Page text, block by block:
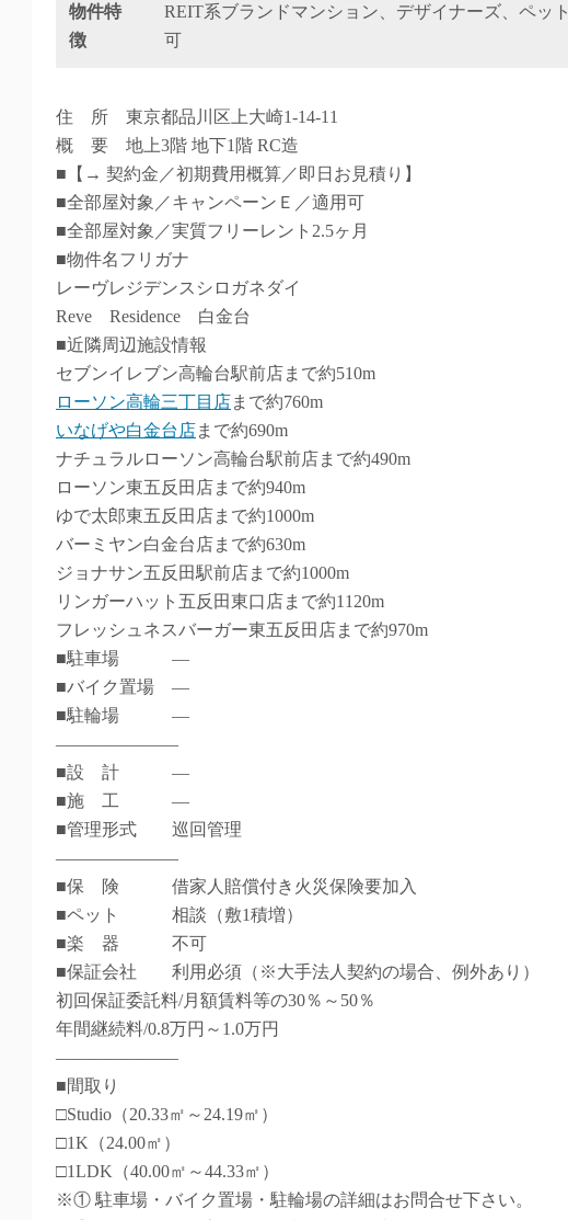
物件特
徴
REIT系ブランドマンション、デザイナーズ、ペット
可
住 所 東京都品川区上大崎1-14-11
概 要 地上3階 地下1階 RC造
■【→ 契約金／初期費用概算／即日お見積り】
■全部屋対象／キャンペーンＥ／適用可
■全部屋対象／実質フリーレント2.5ヶ月
■物件名フリガナ
レーヴレジデンスシロガネダイ
Reve Residence 白金台
■近隣周辺施設情報
セブンイレブン高輪台駅前店まで約510m
ローソン高輪三丁目店まで約760m
いなげや白金台店まで約690m
ナチュラルローソン高輪台駅前店まで約490m
ローソン東五反田店まで約940m
ゆで太郎東五反田店まで約1000m
バーミヤン白金台店まで約630m
ジョナサン五反田駅前店まで約1000m
リンガーハット五反田東口店まで約1120m
フレッシュネスバーガー東五反田店まで約970m
■駐車場 ―
■バイク置場 ―
■駐輪場 ―
―――――――
■設 計 ―
■施 工 ―
■管理形式 巡回管理
―――――――
■保 険 借家人賠償付き火災保険要加入
■ペット 相談（敷1積増）
■楽 器 不可
■保証会社 利用必須（※大手法人契約の場合、例外あり）
初回保証委託料/月額賃料等の30％～50％
年間継続料/0.8万円～1.0万円
―――――――
■間取り
□Studio（20.33㎡～24.19㎡）
□1K（24.00㎡）
□1LDK（40.00㎡～44.33㎡）
※① 駐車場・バイク置場・駐輪場の詳細はお問合せ下さい。